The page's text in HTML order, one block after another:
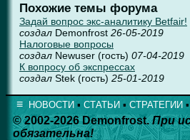
Похожие темы форума
Задай вопрос экс-аналитику Betfair!
создал Demonfrost 26-05-2019
Налоговые вопросы
создал Newuser (гость) 07-04-2019
К вопросу об экспрессах
создал Stek (гость) 25-01-2019
≡ НОВОСТИ ▪ СТАТЬИ ▪ СТРАТЕГИИ ▪
© 2002-2026 Demonfrost.При
обязательна!